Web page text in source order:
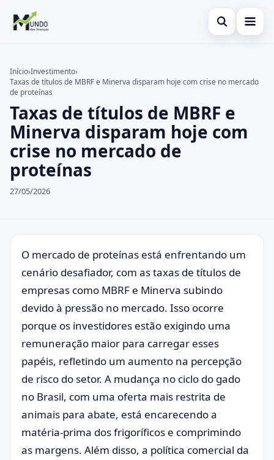
Abrir busca
Economia
Finanças
Buscar no site
Buscar por:
Pressione Enter para buscar ou ESC para fechar.
Início›Investimento›
Taxas de títulos de MBRF e Minerva disparam hoje com crise no mercado
de proteínas
Taxas de títulos de MBRF e
Minerva disparam hoje com
crise no mercado de
proteínas
27/05/2026
O mercado de proteínas está enfrentando um
cenário desafiador, com as taxas de títulos de
empresas como MBRF e Minerva subindo
devido à pressão no mercado. Isso ocorre
porque os investidores estão exigindo uma
remuneração maior para carregar esses
papéis, refletindo um aumento na percepção
de risco do setor. A mudança no ciclo do gado
no Brasil, com uma oferta mais restrita de
animais para abate, está encarecendo a
matéria-prima dos frigoríficos e comprimindo
as margens. Além disso, a política comercial da